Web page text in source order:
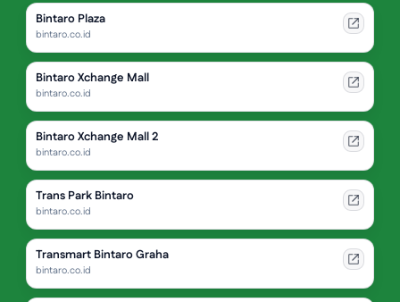
Bintaro Plaza
bintaro.co.id
Bintaro Xchange Mall
bintaro.co.id
Bintaro Xchange Mall 2
bintaro.co.id
Trans Park Bintaro
bintaro.co.id
Transmart Bintaro Graha
bintaro.co.id